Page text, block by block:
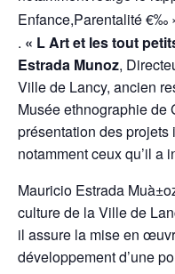
Enfance,Parentalité €‰
. « L Art et les tout
Estrada Munoz,
Ville de Lancy, ancien
Musée ethnographie de
présentation des
notamment ceux qu’il a
Mauricio Estrada
culture de la Ville de
il assure la mise en
développement d’une